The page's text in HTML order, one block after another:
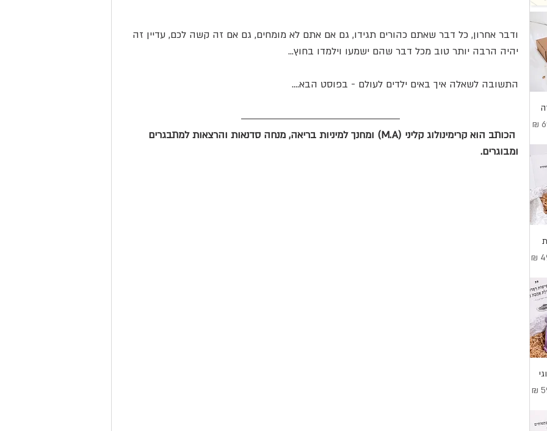
ודבר אחרון, כל דבר שאתם כהורים תגידו, גם אם אתם לא מומחים, גם אם זה קשה לכם, עדיין זה
יהיה הרבה יותר טוב מכל דבר שהם ישמעו וילמדו בחוץ...
התשובה לשאלה איך באים ילדים לעולם - בפוסט הבא....
הכותב הוא קרימינולוג קליני (M.A) ומחנך למיניות בריאה, מנחה סדנאות והרצאות למתבגרים
ומבוגרים.